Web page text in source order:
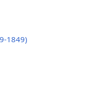
1849)